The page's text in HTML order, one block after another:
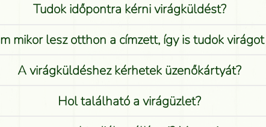
Tudok időpontra kérni virágküldést?
mikor lesz otthon a címzett, így is tudok
A virágküldéshez kérhetek üzenőkártyát?
Hol található a virágüzlet?